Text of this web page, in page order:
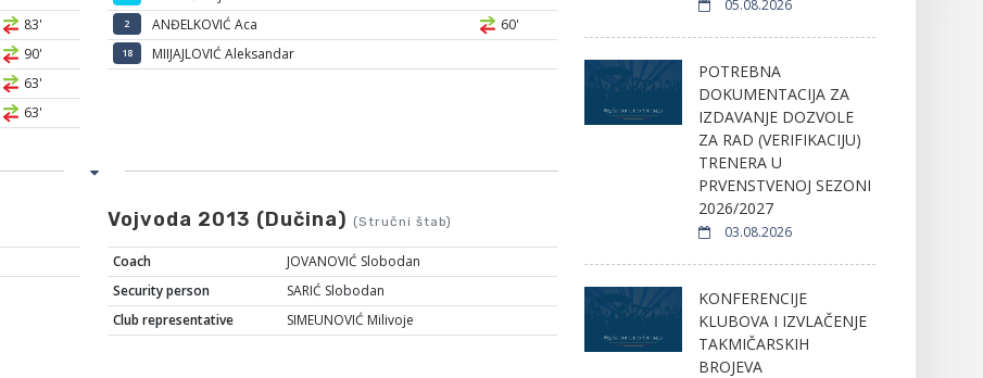
83'
90'
63'
63'
2 ANĐELKOVIĆ Aca 60'
18 MIIJAJLOVIĆ Aleksandar
Vojvoda 2013 (Dučina) (Stručni štab)
Coach
JOVANOVIĆ Slobodan
Security person
SARIĆ Slobodan
Club representative
SIMEUNOVIĆ Milivoje
05.08.2026
POTREBNA
DOKUMENTACIJA ZA
IZDAVANJE DOZVOLE
ZA RAD (VERIFIKACIJU)
TRENERA U
PRVENSTVENOJ SEZONI
2026/2027
03.08.2026
KONFERENCIJE
KLUBOVA I IZVLAČENJE
TAKMIČARSKIH
BROJEVA